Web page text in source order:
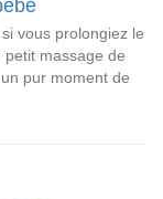
vous prolongiez le
petit massage de
pur moment de